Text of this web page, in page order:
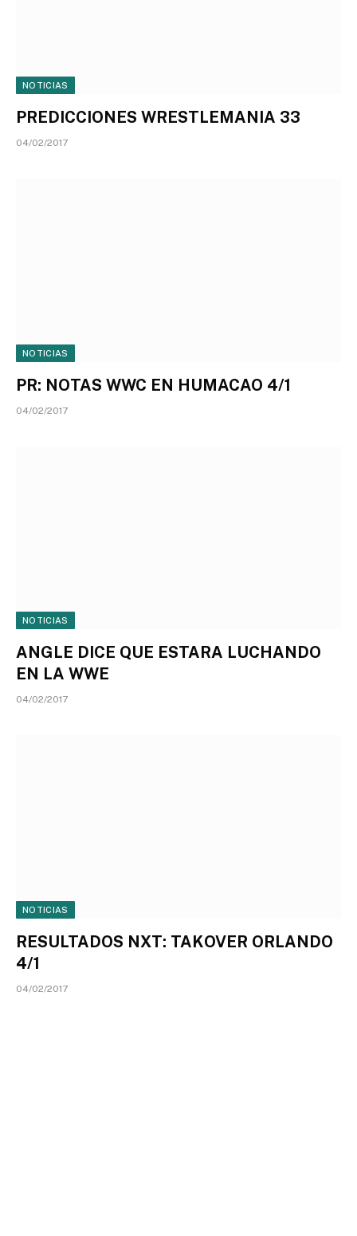
NOTICIAS
PREDICCIONES WRESTLEMANIA 33
04/02/2017
NOTICIAS
PR: NOTAS WWC EN HUMACAO 4/1
04/02/2017
NOTICIAS
ANGLE DICE QUE ESTARA LUCHANDO
EN LA WWE
04/02/2017
NOTICIAS
RESULTADOS NXT: TAKOVER ORLANDO
4/1
04/02/2017